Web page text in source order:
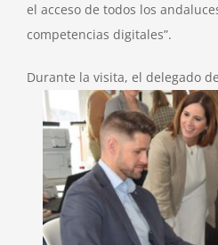
el acceso de todos los
competencias digitales”.
Durante la visita, el delegado